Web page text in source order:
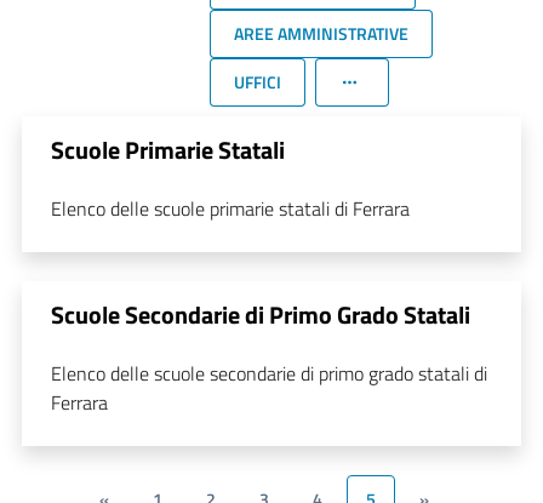
AREE AMMINISTRATIVE
UFFICI
Scuole Primarie Statali
Elenco delle scuole primarie statali di Ferrara
Scuole Secondarie di Primo Grado Statali
Elenco delle scuole secondarie di primo grado statali di
Ferrara